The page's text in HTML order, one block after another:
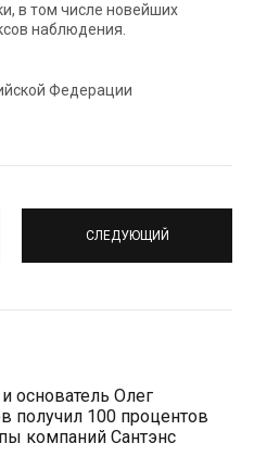
в том числе новейших
наблюдения.
Федерации
СЛЕДУЮЩИЙ
основатель Олег
получил 100 процентов
компаний Сантэнс